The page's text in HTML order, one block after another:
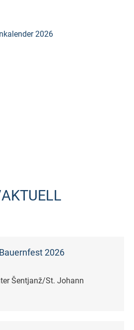
2026
2026
Šentjanž/St. Johann